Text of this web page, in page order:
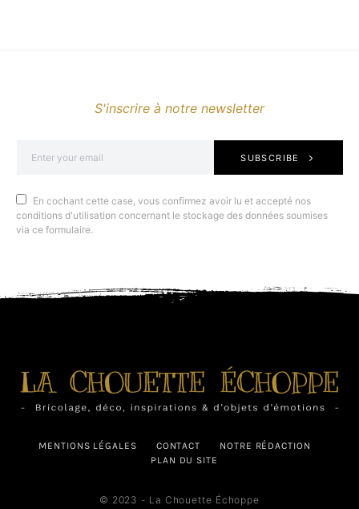
S'inscrire à notre newsletter
SUBSCRIBE
En cochant cette case, vous confirmez avoir lu et accepté nos
conditions d'utilisation concernant le stockage des données soumises
via ce formulaire.
MENTIONS LÉGALES CONTACT
NOTRE RÉDACTION
PLAN DU SITE
© 2023 - La Chouette Échoppe